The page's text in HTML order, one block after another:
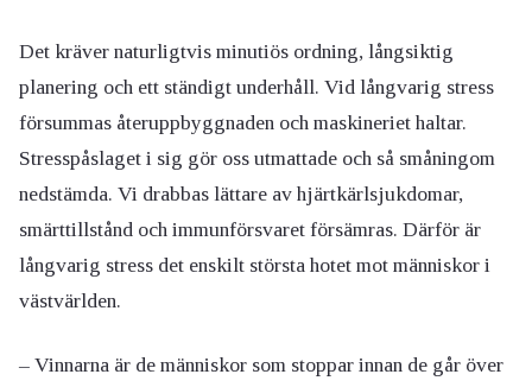
Det kräver naturligtvis minutiös ordning, långsiktig
planering och ett ständigt underhåll. Vid långvarig stress
försummas återuppbyggnaden och maskineriet haltar.
Stresspåslaget i sig gör oss utmattade och så småningom
nedstämda. Vi drabbas lättare av hjärtkärlsjukdomar,
smärttillstånd och immunförsvaret försämras. Därför är
långvarig stress det enskilt största hotet mot människor i
västvärlden.
– Vinnarna är de människor som stoppar innan de går över